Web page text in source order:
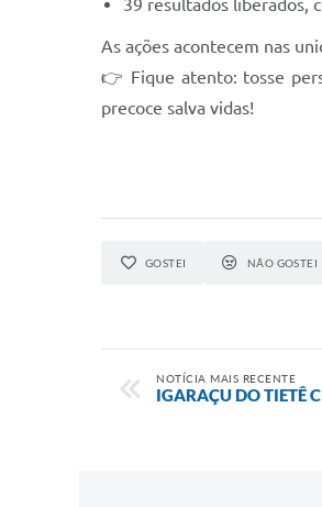
39 resultados liberados,
As ações acontecem nas
👉 Fique atento: tosse
precoce salva vidas!
GOSTEI NÃO GOSTEI
NOTÍCIA MAIS RECENTE
IGARAÇU DO TIETÊ